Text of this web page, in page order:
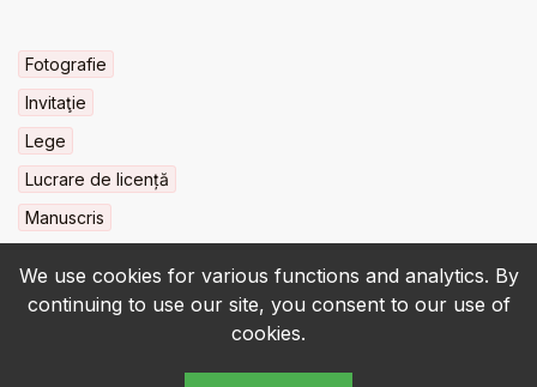
We use cookies for various functions and analytics. By
continuing to use our site, you consent to our use of
cookies.
Fotografie
Invitaţie
Lege
Lucrare de licență
Manuscris
© 2022-2026 • BCU „Carol I” - All rights reserved.